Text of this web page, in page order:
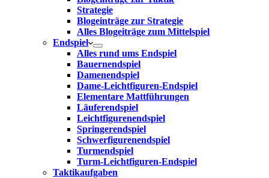
Strategie
Blogeinträge zur Strategie
Alles Blogeiträge zum Mittelspiel
Endspiel
Alles rund ums Endspiel
Bauernendspiel
Damenendspiel
Dame-Leichtfiguren-Endspiel
Elementare Mattführungen
Läuferendspiel
Leichtfigurenendspiel
Springerendspiel
Schwerfigurenendspiel
Turmendspiel
Turm-Leichtfiguren-Endspiel
Taktikaufgaben